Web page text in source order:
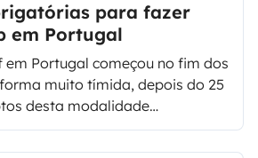
para fazer
em Portugal
em Portugal começou no fim dos
muito tímida, depois do 25
desta modalidade
e o litoral português
se de surfistas portugueses e